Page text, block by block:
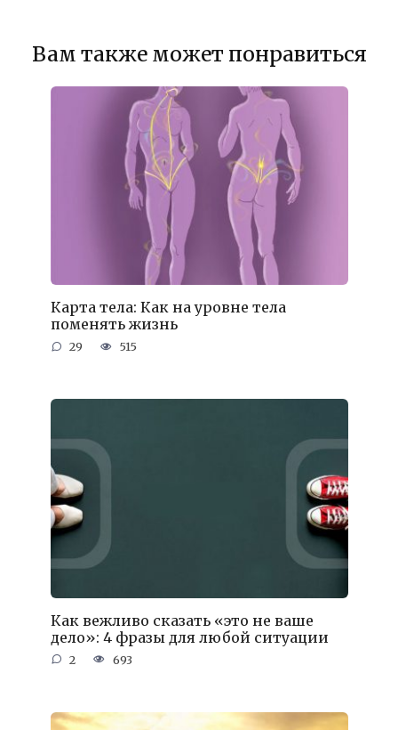
Вам также может понравиться
Карта тела: Как на уровне тела
поменять жизнь
29 515
Как вежливо сказать «это не ваше
дело»: 4 фразы для любой ситуации
2 693